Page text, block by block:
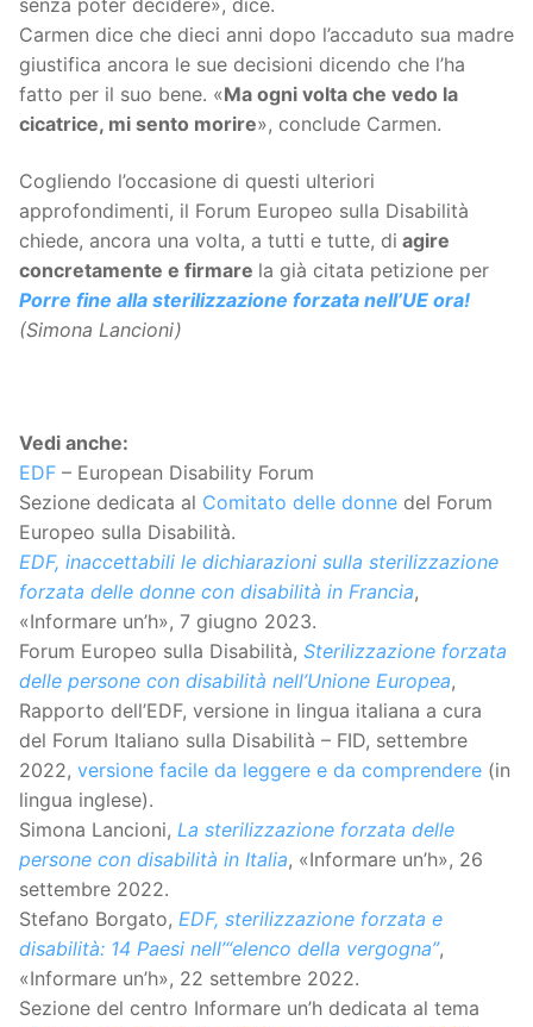
Carmen dice che dieci anni dopo l’accaduto sua madre
giustifica ancora le sue decisioni dicendo che l’ha
fatto per il suo bene. «Ma ogni volta che vedo la
cicatrice, mi sento morire», conclude Carmen.
Cogliendo l’occasione di questi ulteriori
approfondimenti, il Forum Europeo sulla Disabilità
chiede, ancora una volta, a tutti e tutte, di agire
concretamente e firmare la già citata petizione per
Porre fine alla sterilizzazione forzata nell’UE ora!
(Simona Lancioni)
Vedi anche:
EDF – European Disability Forum
Sezione dedicata al Comitato delle donne del Forum
Europeo sulla Disabilità.
EDF, inaccettabili le dichiarazioni sulla sterilizzazione
forzata delle donne con disabilità in Francia,
«Informare un’h», 7 giugno 2023.
Forum Europeo sulla Disabilità, Sterilizzazione forzata
delle persone con disabilità nell’Unione Europea,
Rapporto dell’EDF, versione in lingua italiana a cura
del Forum Italiano sulla Disabilità – FID, settembre
2022, versione facile da leggere e da comprendere (in
lingua inglese).
Simona Lancioni, La sterilizzazione forzata delle
persone con disabilità in Italia, «Informare un’h», 26
settembre 2022.
Stefano Borgato, EDF, sterilizzazione forzata e
disabilità: 14 Paesi nell’“elenco della vergogna”,
«Informare un’h», 22 settembre 2022.
Sezione del centro Informare un’h dedicata al tema